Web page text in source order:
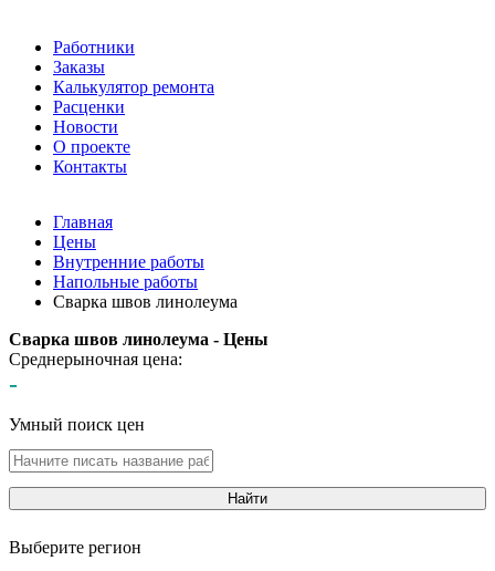
Работники
Заказы
Калькулятор ремонта
Расценки
Новости
О проекте
Контакты
Главная
Цены
Внутренние работы
Напольные работы
Сварка швов линолеума
Сварка швов линолеума - Цены
Среднерыночная цена:
-
Умный поиск цен
Найти
Выберите регион